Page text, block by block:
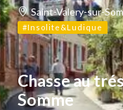
Saint-Valery-sur-
#Insolite&Ludique
Chasse au
Somme